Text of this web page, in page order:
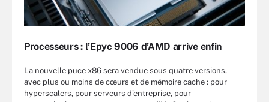
Processeurs : l’Epyc 9006 d’AMD arrive enfin
La nouvelle puce x86 sera vendue sous quatre versions,
avec plus ou moins de cœurs et de mémoire cache : pour
hyperscalers, pour serveurs d’entreprise, pour